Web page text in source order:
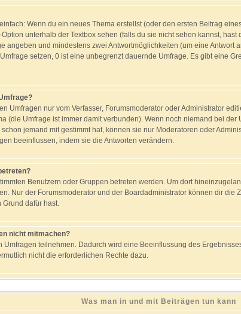
Wenn du ein neues Thema erstellst (oder den ersten Beitrag
-Option unterhalb der Textbox sehen (falls du sie nicht sehen kannst,
angeben und mindestens zwei Antwortmöglichkeiten (um eine Antwort
setzen, 0 ist eine unbegrenzt dauernde Umfrage. Es gibt eine
Umfragen nur vom Verfasser, Forumsmoderator oder Administrator
(die Umfrage ist immer damit verbunden). Wenn noch niemand bei
jemand mit gestimmt hat, können sie nur Moderatoren oder
beeinflussen, indem sie die Antworten verändern.
Benutzern oder Gruppen betreten werden. Um dort
Nur der Forumsmoderator und der Boardadministrator können dir die
Grund dafür hast.
nicht mitmachen?
Umfragen teilnehmen. Dadurch wird eine Beeinflussung des
nicht die erforderlichen Rechte dazu.
Was man in und mit Beiträgen tun kann